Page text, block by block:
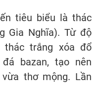
tiêu biểu là thác
Gia Nghĩa). Từ độ
thác trắng xóa đổ
bazan, tạo nên
thơ mộng. Lần